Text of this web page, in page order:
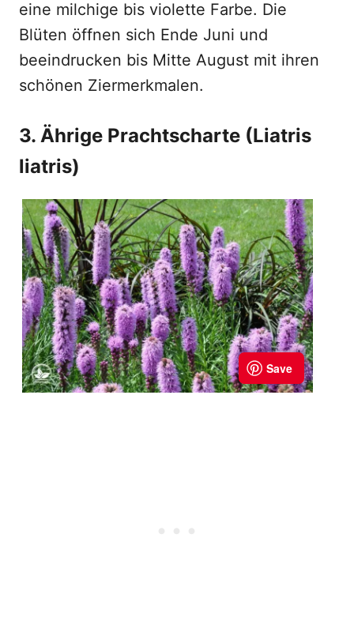
eine milchige bis violette Farbe. Die
Blüten öffnen sich Ende Juni und
beeindrucken bis Mitte August mit ihren
schönen Ziermerkmalen.
3. Ährige Prachtscharte (Liatris
liatris)